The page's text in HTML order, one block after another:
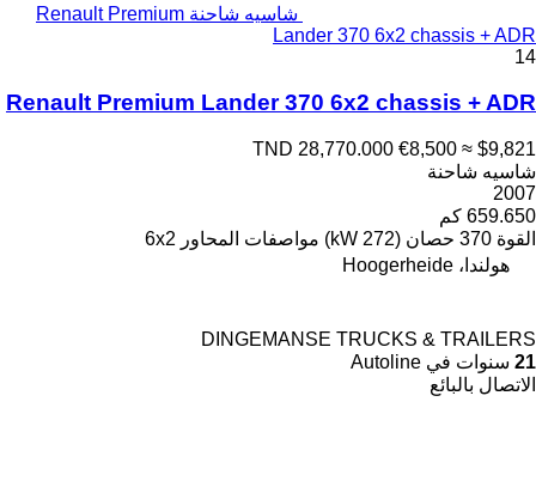
شاسيه شاحنة Renault Premium
Lander 370 6x2 chassis + ADR
14
Renault Premium Lander 370 6x2 chassis + ADR
TND 28,770.000 €8,500 ≈ $9,821
شاسيه شاحنة
2007
659.650 كم
القوة 370 حصان (272 kW) مواصفات المحاور 6x2
هولندا، Hoogerheide
DINGEMANSE TRUCKS & TRAILERS
21 سنوات في Autoline
الاتصال بالبائع